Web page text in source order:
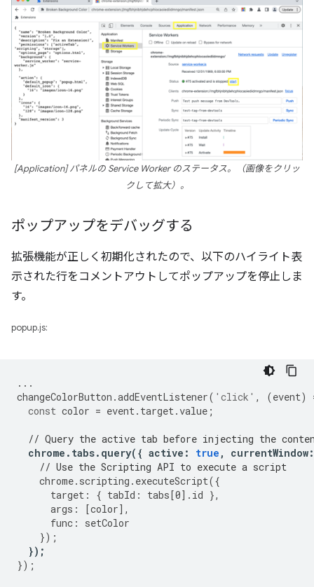
[Application] パネルの Service Worker のステータス。（画像をクリッ
クして拡大）。
ポップアップをデバッグする
拡張機能が正しく初期化されたので、以下のハイライト表
示された行をコメントアウトしてポップアップを停止しま
す。
popup.js:
...
changeColorButton .addEventListener( 'click' , (event)
const color = event. target.value ;
// Query the active tab before injecting the
chrome . tabs. query({ active : true , currentWindow:
// Use the Scripting API to execute a script
chrome. scripting . executeScript({
target : { tabId : tabs[0]. id },
args : [color],
func :
setColor
});
});
});